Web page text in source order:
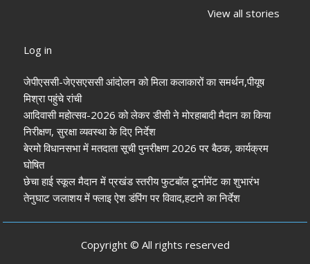
View all stories
तस्वीर साफ
‘संविधान बचाओ रैली’:
पलक तिवारी
Log in
जेपीएससी-जेएसएससी आंदोलन को मिला कलाकारों का समर्थन,पीयूष
मिश्रा पहुंचे रांची
आदिवासी महोत्सव-2026 को लेकर डीसी ने मोरहाबादी मैदान का किया
निरीक्षण, सुरक्षा व्यवस्था के दिए निर्देश
बेरमो विधानसभा में मतदाता सूची पुनरीक्षण 2026 पर बैठक, कार्यक्रम
घोषित
छेचा हाई स्कूल मैदान में प्रखंड स्तरीय फुटबॉल टूर्नामेंट का शुभारंभ
तेनुघाट जलाशय में फ्लाइ ऐश डंपिंग पर विवाद,हटाने का निर्देश
Copyright © All rights reserved